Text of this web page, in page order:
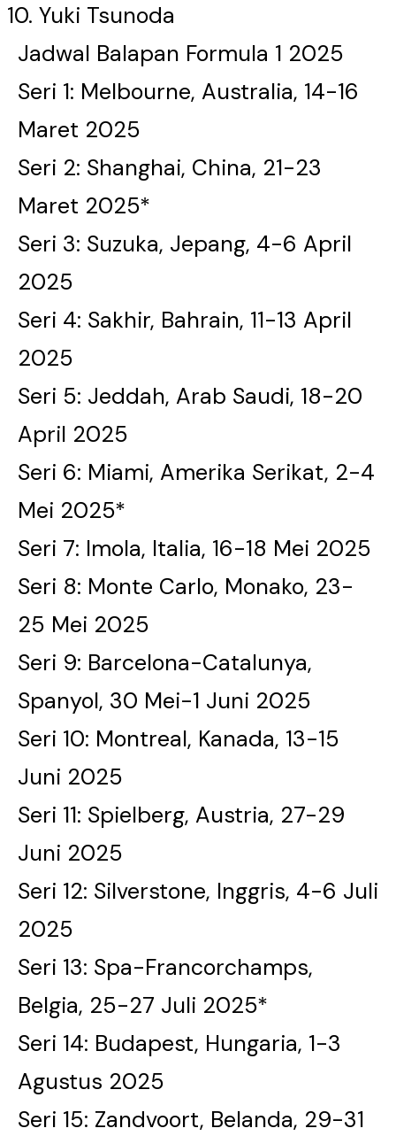
Yuki Tsunoda
Jadwal Balapan Formula 1 2025
Seri 1: Melbourne, Australia, 14-16
Maret 2025
Seri 2: Shanghai, China, 21-23
Maret 2025*
Seri 3: Suzuka, Jepang, 4-6 April
2025
Seri 4: Sakhir, Bahrain, 11-13 April
2025
Seri 5: Jeddah, Arab Saudi, 18-20
April 2025
Seri 6: Miami, Amerika Serikat, 2-4
Mei 2025*
Seri 7: Imola, Italia, 16-18 Mei 2025
Seri 8: Monte Carlo, Monako, 23-
25 Mei 2025
Seri 9: Barcelona-Catalunya,
Spanyol, 30 Mei-1 Juni 2025
Seri 10: Montreal, Kanada, 13-15
Juni 2025
Seri 11: Spielberg, Austria, 27-29
Juni 2025
Seri 12: Silverstone, Inggris, 4-6 Juli
2025
Seri 13: Spa-Francorchamps,
Belgia, 25-27 Juli 2025*
Seri 14: Budapest, Hungaria, 1-3
Agustus 2025
Seri 15: Zandvoort, Belanda, 29-31